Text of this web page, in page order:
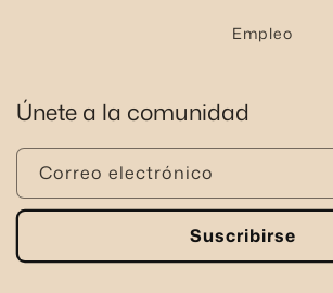
Empleo
Únete a la comunidad
Correo electrónico
Suscribirse